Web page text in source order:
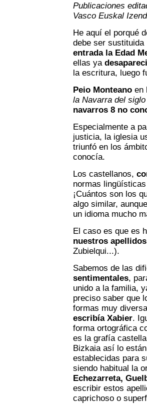
Publicaciones
Vasco Euskal
He aquí el porqué
debe ser
entrada la Edad
ellas ya
la escritura, luego
Peio Monteanoen
la Navarra del
navarros 8 no
Especialmente a
justicia, la iglesia
triunfó en los
conocía.
Los castellanos,
normas
¡Cuántos son los
algo similar,
un idioma mucho
El caso es que es
nuestros apellidos
Zubielqui...).
Sabemos de las
sentimentales,
unido a la familia,
preciso saber que
formas muy
escribía Xabier.
forma ortográfica
es la grafía
Bizkaia así lo
establecidas para
siendo habitual la
Echezarreta,
escribir estos
caprichoso o